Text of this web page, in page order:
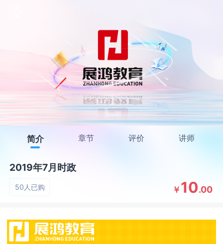
简介 章节 评价 讲师
2019年7月时政
50人已购 ￥ 10.00